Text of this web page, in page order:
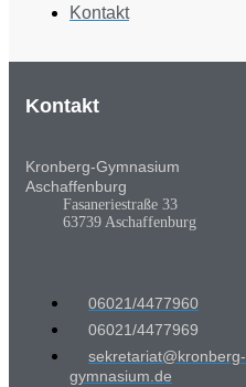
Kontakt
Kontakt
Kronberg-Gymnasium
Aschaffenburg
Fasaneriestraße 33
63739 Aschaffenburg
06021/4477960
06021/4477969
sekretariat@kronberg-
gymnasium.de